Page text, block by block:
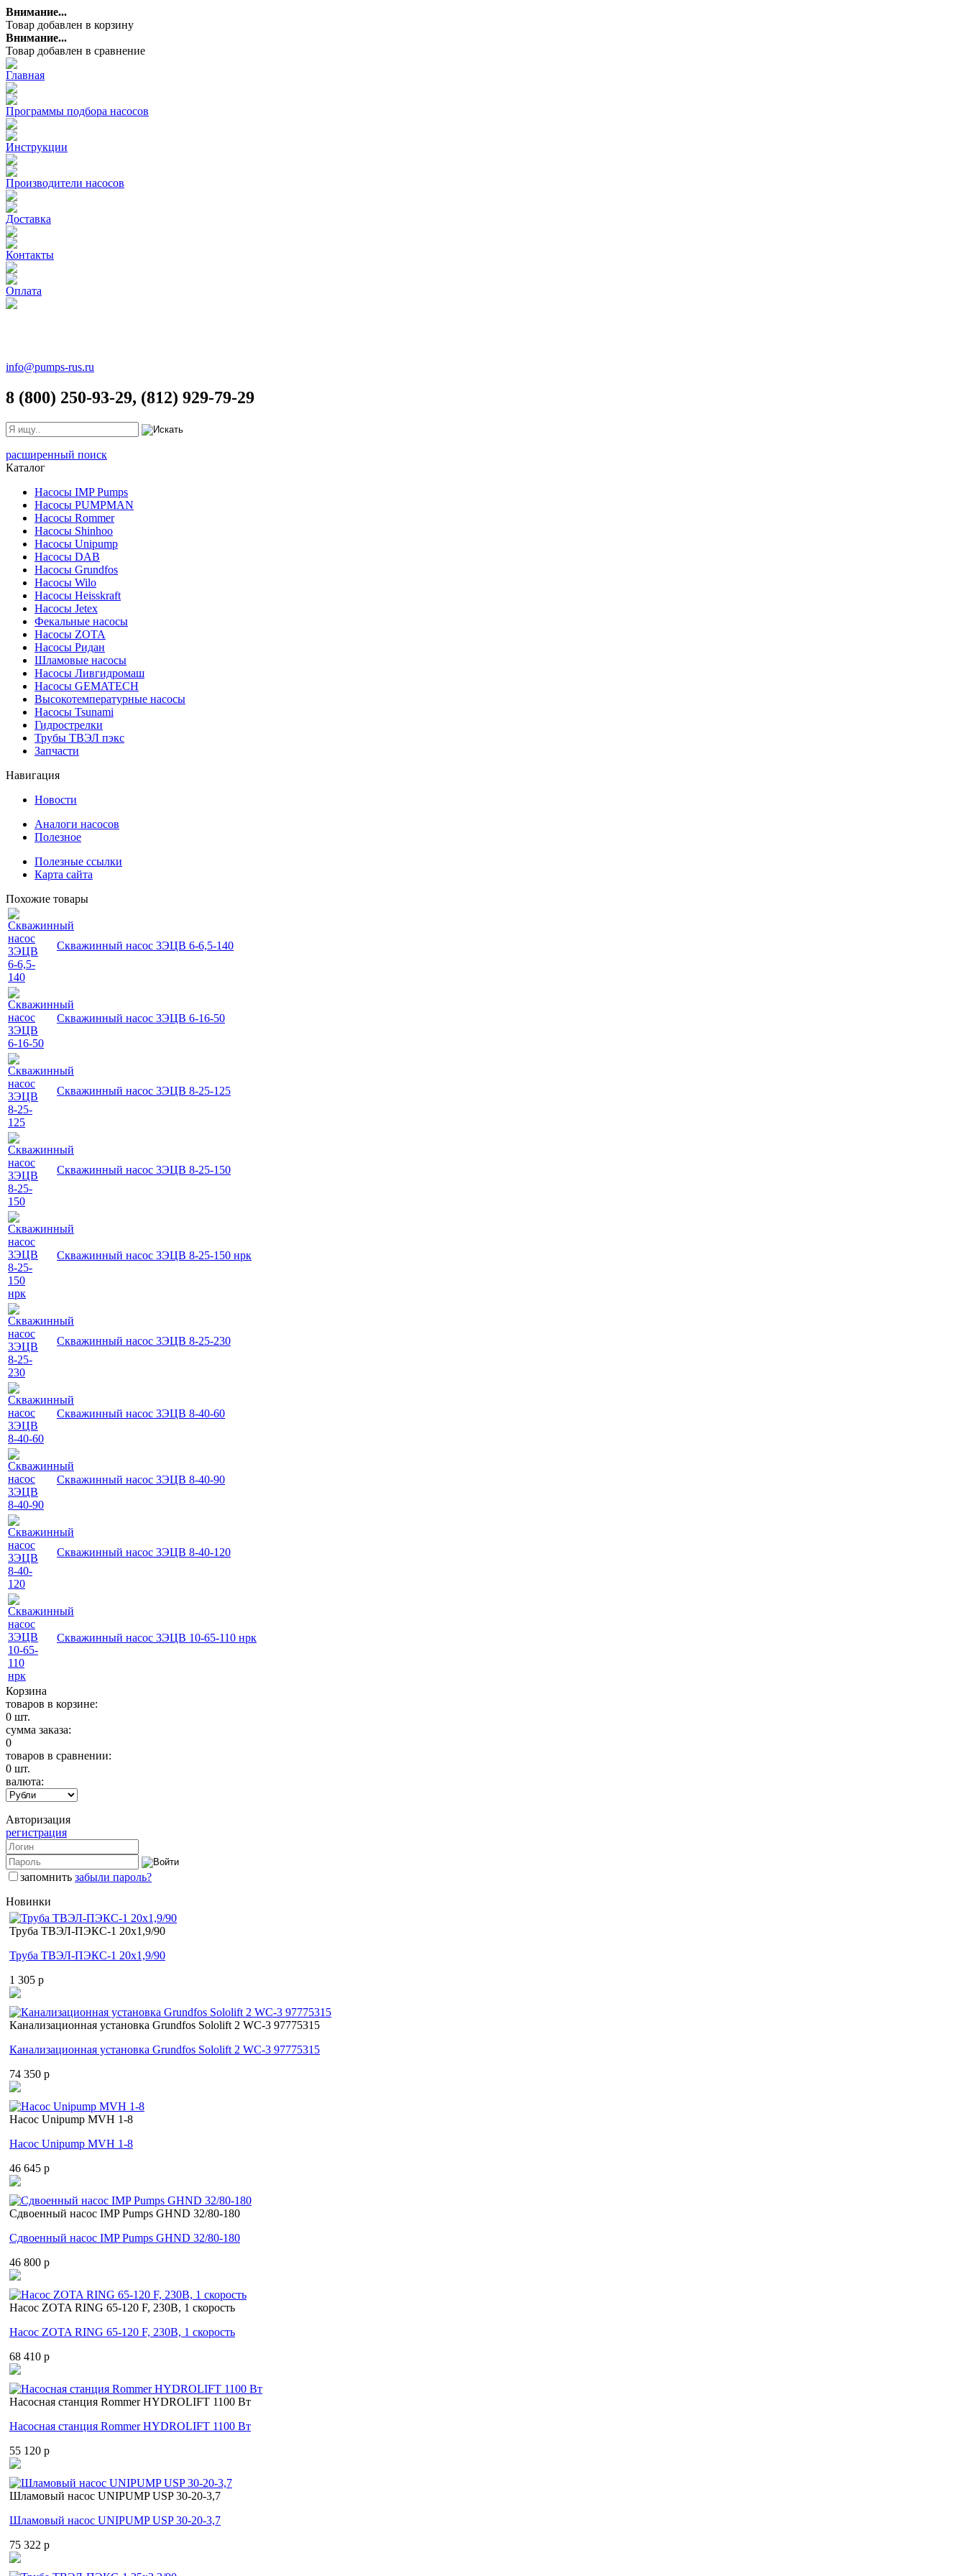
Внимание...
Товар добавлен в корзину
Внимание...
Товар добавлен в сравнение
Главная
Программы подбора насосов
Инструкции
Производители насосов
Доставка
Контакты
Оплата
info@pumps-rus.ru
8 (800) 250-93-29, (812) 929-79-29
расширенный поиск
Каталог
Насосы IMP Pumps
Насосы PUMPMAN
Насосы Rommer
Насосы Shinhoo
Насосы Unipump
Насосы DAB
Насосы Grundfos
Насосы Wilo
Насосы Heisskraft
Насосы Jetex
Фекальные насосы
Насосы ZOTA
Насосы Ридан
Шламовые насосы
Насосы Ливгидромаш
Насосы GEMATECH
Высокотемпературные насосы
Насосы Tsunami
Гидрострелки
Трубы ТВЭЛ пэкс
Запчасти
Навигация
Новости
Аналоги насосов
Полезное
Полезные ссылки
Карта сайта
Похожие товары
Скважинный насос 3ЭЦВ 6-6,5-140
Скважинный насос 3ЭЦВ 6-16-50
Скважинный насос 3ЭЦВ 8-25-125
Скважинный насос 3ЭЦВ 8-25-150
Скважинный насос 3ЭЦВ 8-25-150 нрк
Скважинный насос 3ЭЦВ 8-25-230
Скважинный насос 3ЭЦВ 8-40-60
Скважинный насос 3ЭЦВ 8-40-90
Скважинный насос 3ЭЦВ 8-40-120
Скважинный насос 3ЭЦВ 10-65-110 нрк
Корзина
товаров в корзине:
0 шт.
сумма заказа:
0
товаров в сравнении:
0 шт.
валюта:
Авторизация
регистрация
запомнить забыли пароль?
Новинки
Труба ТВЭЛ-ПЭКС-1 20x1,9/90
Труба ТВЭЛ-ПЭКС-1 20x1,9/90
1 305 p
Канализационная установка Grundfos Sololift 2 WC-3 97775315
Канализационная установка Grundfos Sololift 2 WC-3 97775315
74 350 p
Насос Unipump MVH 1-8
Насос Unipump MVH 1-8
46 645 p
Cдвоенный насос IMP Pumps GHND 32/80-180
Cдвоенный насос IMP Pumps GHND 32/80-180
46 800 p
Насос ZOTA RING 65-120 F, 230В, 1 скорость
Насос ZOTA RING 65-120 F, 230В, 1 скорость
68 410 p
Насосная станция Rommer HYDROLIFT 1100 Вт
Насосная станция Rommer HYDROLIFT 1100 Вт
55 120 p
Шламовый насос UNIPUMP USP 30-20-3,7
Шламовый насос UNIPUMP USP 30-20-3,7
75 322 p